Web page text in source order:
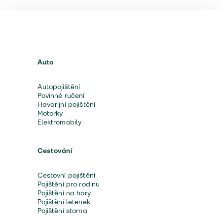
Auto
Autopojištění
Povinné ručení
Havarijní pojištění
Motorky
Elektromobily
Cestování
Cestovní pojištění
Pojištění pro rodinu
Pojištění na hory
Pojištění letenek
Pojištění storna